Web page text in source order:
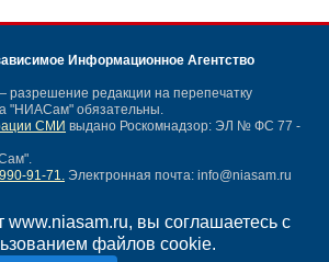
www.niasam.ru, вы соглашаетесь с
файлов cookie.
Информационное Агентство
редакции на перепечатку
"НИАСам" обязательны.
СМИ выдано Роскомнадзор: ЭЛ № ФС 77 -
91-71. Электронная почта: info@niasam.ru